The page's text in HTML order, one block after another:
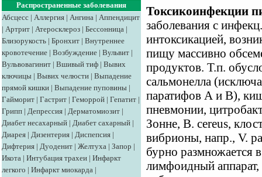
Распространенные заболевания
Абсцесс | Аллергия | Ангина | Аппендицит
| Артрит | Атеросклероз | Бессонница |
Близорукость | Бронхит | Внутреннее
кровотечение | Возбуждение | Вульвит |
Вульвовагинит | Вшивый тиф | Вывих
ключицы | Вывих челюсти | Выпадение
прямой кишки | Выпадение пуповины |
Гайморит | Гастрит | Геморрой | Гепатит |
Грипп | Депрессия | Дерматомиозит |
Диабет несахарный | Диабет сахарный |
Диарея | Дизентерия | Диспепсия |
Дифтерия | Дуоденит | Желтуха | Запор |
Икота | Интубация трахеи | Инфаркт
легкого | Инфаркт миокарда |
Токсикоинфекции
заболевания с
интоксикацией,
пищу массивно
продуктов. Т.п.
сальмонелла
паратифов А и В),
пневмонии,
Зонне, В. cereus,
вибрионы, напр., V.
бурно размножается
лимфоидный аппарат,